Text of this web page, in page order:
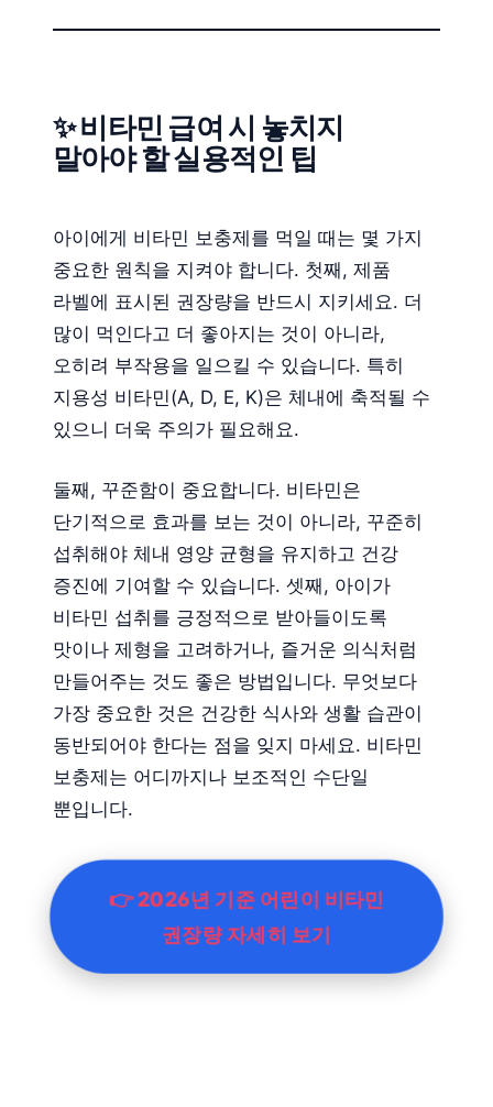
✨ 비타민 급여 시 놓치지
말아야 할 실용적인 팁
아이에게 비타민 보충제를 먹일 때는 몇 가지
중요한 원칙을 지켜야 합니다. 첫째, 제품
라벨에 표시된 권장량을 반드시 지키세요. 더
많이 먹인다고 더 좋아지는 것이 아니라,
오히려 부작용을 일으킬 수 있습니다. 특히
지용성 비타민(A, D, E, K)은 체내에 축적될 수
있으니 더욱 주의가 필요해요.
둘째, 꾸준함이 중요합니다. 비타민은
단기적으로 효과를 보는 것이 아니라, 꾸준히
섭취해야 체내 영양 균형을 유지하고 건강
증진에 기여할 수 있습니다. 셋째, 아이가
비타민 섭취를 긍정적으로 받아들이도록
맛이나 제형을 고려하거나, 즐거운 의식처럼
만들어주는 것도 좋은 방법입니다. 무엇보다
가장 중요한 것은 건강한 식사와 생활 습관이
동반되어야 한다는 점을 잊지 마세요. 비타민
보충제는 어디까지나 보조적인 수단일
뿐입니다.
👉 2026년 기준 어린이 비타민
권장량 자세히 보기